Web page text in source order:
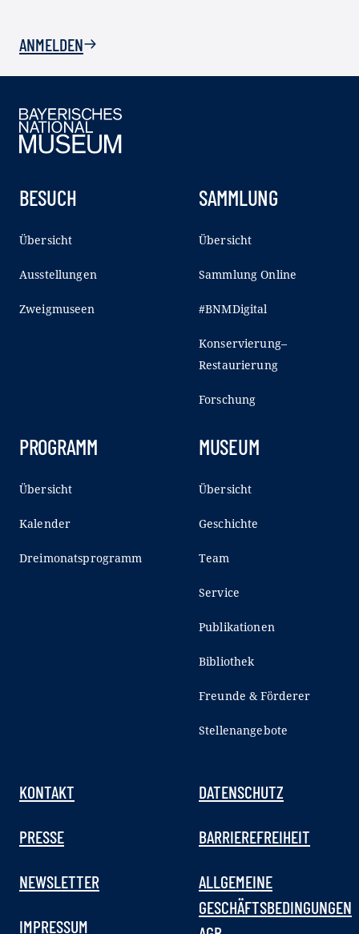
ANMELDEN
BESUCH
Übersicht
Ausstellungen
Zweigmuseen
SAMMLUNG
Übersicht
Sammlung Online
#BNMDigital
Konservierung–
Restaurierung
Forschung
PROGRAMM
Übersicht
Kalender
Dreimonatsprogramm
MUSEUM
Übersicht
Geschichte
Team
Service
Publikationen
Bibliothek
Freunde & Förderer
Stellenangebote
KONTAKT
PRESSE
NEWSLETTER
IMPRESSUM
DATENSCHUTZ
BARRIEREFREIHEIT
ALLGEMEINE
GESCHÄFTSBEDINGUNGEN